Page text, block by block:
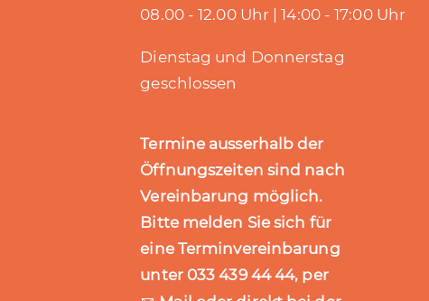
08.00 - 12.00 Uhr | 14:00 - 17:00 Uhr
Dienstag und Donnerstag
geschlossen
Termine ausserhalb der
Öffnungszeiten sind nach
Vereinbarung möglich.
Bitte melden Sie sich für
eine Terminvereinbarung
unter 033 439 44 44, per